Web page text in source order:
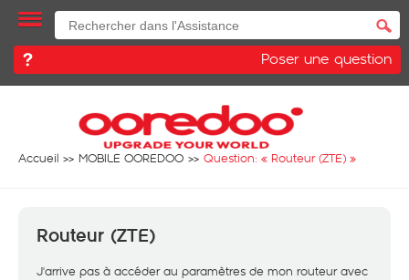
Poser une question
Accueil MOBILE OOREDOO Question: « Routeur (ZTE) »
Routeur (ZTE)
J'arrive pas à accéder au paramètres de mon routeur avec